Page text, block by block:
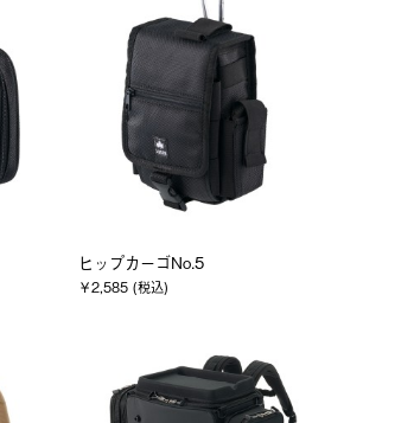
ヒップカーゴNo.5
￥2,585 (税込)